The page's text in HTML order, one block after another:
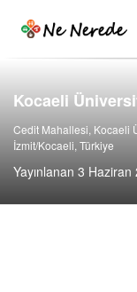
Kocaeli
Cedit Mahallesi, Kocaeli
İzmit/Kocaeli, Türkiye
Yayınlanan 3 Haziran